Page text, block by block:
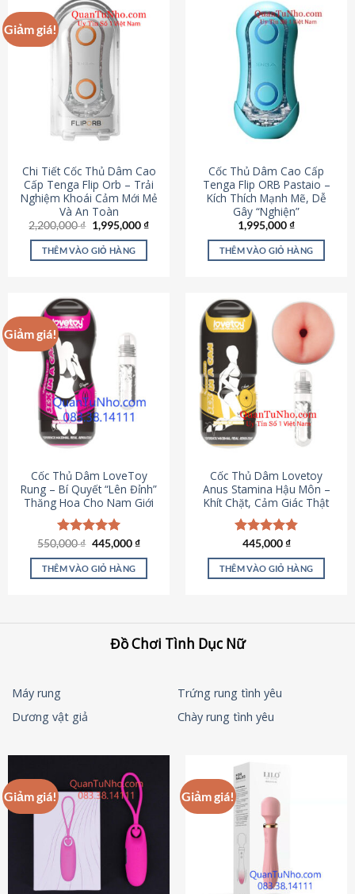
Giảm giá!
Chi Tiết Cốc Thủ Dâm Cao
Cấp Tenga Flip Orb – Trải
Nghiệm Khoái Cảm Mới Mẻ
Và An Toàn
2,200,000₫ Giá
gốc
là:
2,200,000 ₫.
1,995,000₫Giá
THÊM VÀO GIỎ HÀNG
Cốc Thủ Dâm Cao Cấp
Tenga Flip ORB Pastaio –
Kích Thích Mạnh Mẽ, Dễ
Gây “Nghiện”
1,995,000₫
THÊM VÀO GIỎ HÀNG
Giảm giá!
Cốc Thủ Dâm LoveToy
Rung – Bí Quyết “Lên Đỉnh”
Thăng Hoa Cho Nam Giới
Được xếp
hạng5.00
5 sao
550,000₫ Giá
là:
550,000 ₫.
445,000₫Giá
tại
THÊM VÀO GIỎ HÀNG
Cốc Thủ Dâm Lovetoy
Anus Stamina Hậu Môn –
Khít Chặt, Cảm Giác Thật
Được xếp
hạng4.84
5 sao
445,000₫
THÊM VÀO GIỎ HÀNG
Đồ Chơi Tình Dục Nữ
Máy rung
Trứng rung tình yêu
Dương vật giả
Chày rung tình yêu
Giảm giá! Giảm giá!